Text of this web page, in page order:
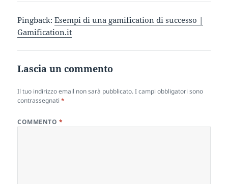
Pingback:Esempi di una gamification di successo |
Gamification.it
Lascia un commento
Il tuo indirizzo email non sarà pubblicato. I campi obbligatori sono
contrassegnati*
COMMENTO *